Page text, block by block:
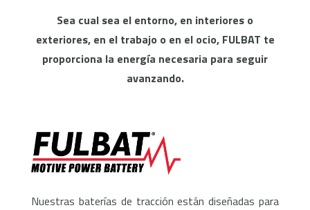
Sea cual sea el entorno, en interiores o
exteriores, en el trabajo o en el ocio, FULBAT te
proporciona la energía necesaria para seguir
avanzando.
Nuestras baterías de tracción están diseñadas para